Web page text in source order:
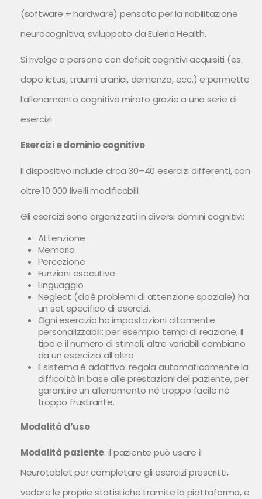
(software + hardware) pensato per la riabilitazione
neurocognitiva, sviluppato da Euleria Health.
Si rivolge a persone con deficit cognitivi acquisiti (es.
dopo ictus, traumi cranici, demenza, ecc.) e permette
l’allenamento cognitivo mirato grazie a una serie di
esercizi.
Esercizi e dominio cognitivo
Il dispositivo include circa 30–40 esercizi differenti, con
oltre 10.000 livelli modificabili.
Gli esercizi sono organizzati in diversi domini cognitivi:
Attenzione
Memoria
Percezione
Funzioni esecutive
Linguaggio
Neglect (cioè problemi di attenzione spaziale) ha
un set specifico di esercizi.
Ogni esercizio ha impostazioni altamente
personalizzabili: per esempio tempi di reazione, il
tipo e il numero di stimoli, altre variabili cambiano
da un esercizio all’altro.
Il sistema è adattivo: regola automaticamente la
difficoltà in base alle prestazioni del paziente, per
garantire un allenamento né troppo facile né
troppo frustrante.
Modalità d’uso
Modalità paziente: il paziente può usare il
Neurotablet per completare gli esercizi prescritti,
vedere le proprie statistiche tramite la piattaforma, e